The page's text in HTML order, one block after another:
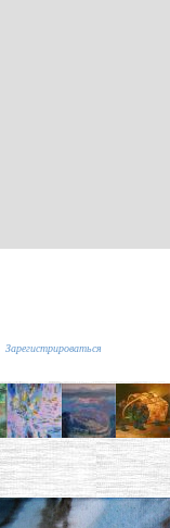
Зарегистрироваться